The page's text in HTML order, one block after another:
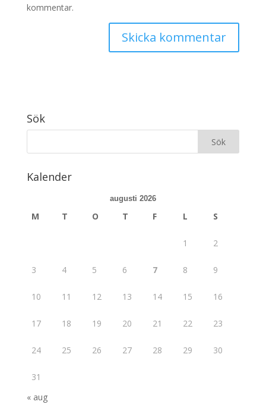
kommentar.
Sök
Kalender
augusti 2026
M T O T F L S
1 2
3 4 5 6 7 8 9
10 11 12 13 14 15 16
17 18 19 20 21 22 23
24 25 26 27 28 29 30
31
« aug